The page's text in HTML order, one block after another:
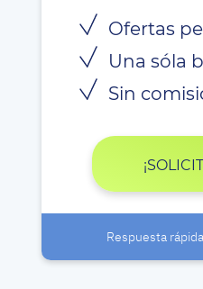
Ofertas
Una sóla
Sin
Respuesta